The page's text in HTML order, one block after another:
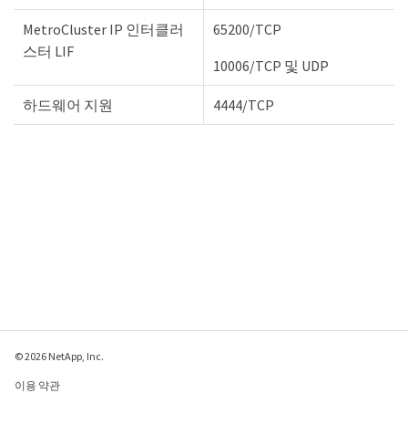
MetroCluster IP 인터클러
스터 LIF
65200/TCP
10006/TCP 및 UDP
하드웨어 지원 4444/TCP
© 2026 NetApp, Inc.
이용 약관